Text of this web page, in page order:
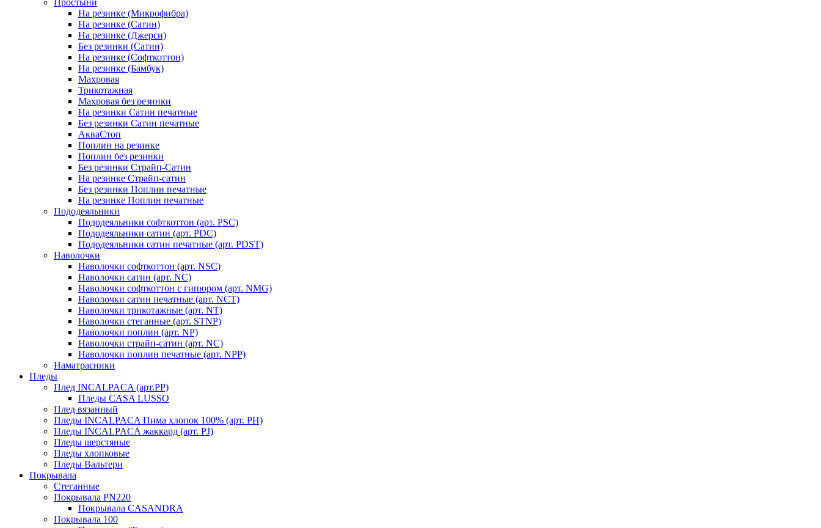
Простыни
На резинке (Микрофибра)
На резинке (Сатин)
На резинке (Джерси)
Без резинки (Сатин)
На резинке (Софткоттон)
На резинке (Бамбук)
Махровая
Трикотажная
Махровая без резинки
На резинки Сатин печатные
Без резинки Сатин печатные
АкваСтоп
Поплин на резинке
Поплин без резинки
Без резинки Страйп-Сатин
На резинке Страйп-сатин
Без резинки Поплин печатные
На резинке Поплин печатные
Пододеяльники
Пододеяльники софткоттон (арт. PSC)
Пододеяльники сатин (арт. PDC)
Пододеяльники сатин печатные (арт. PDST)
Наволочки
Наволочки софткоттон (арт. NSC)
Наволочки сатин (арт. NC)
Наволочки софткоттон с гипюром (арт. NMG)
Наволочки сатин печатные (арт. NCT)
Наволочки трикотажные (арт. NT)
Наволочки стеганные (арт. STNP)
Наволочки поплин (арт. NP)
Наволочки страйп-сатин (арт. NC)
Наволочки поплин печатные (арт. NPP)
Наматрасники
Пледы
Плед INCALPACA (арт.PP)
Пледы CASA LUSSO
Плед вязанный
Пледы INCALPACA Пима хлопок 100% (арт. PH)
Пледы INCALPACA жаккард (арт. PJ)
Пледы шерстяные
Пледы хлопковые
Пледы Вальтери
Покрывала
Стеганные
Покрывала PN220
Покрывала CASANDRA
Покрывала 100